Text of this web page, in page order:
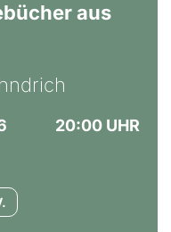
aus
20:00 UHR